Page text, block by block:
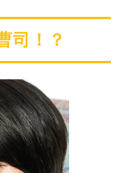
司！？